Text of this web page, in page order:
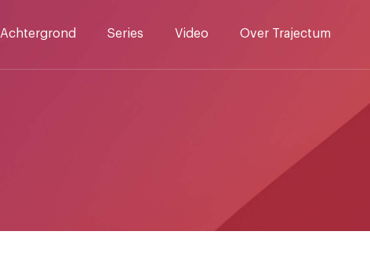
Achtergrond Series Video Over Trajectum